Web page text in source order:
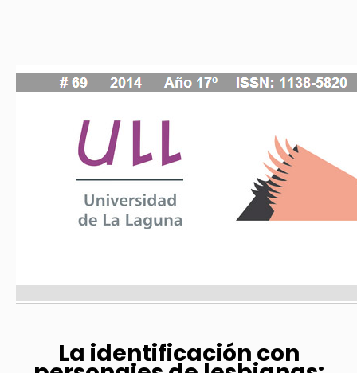
La identificación con